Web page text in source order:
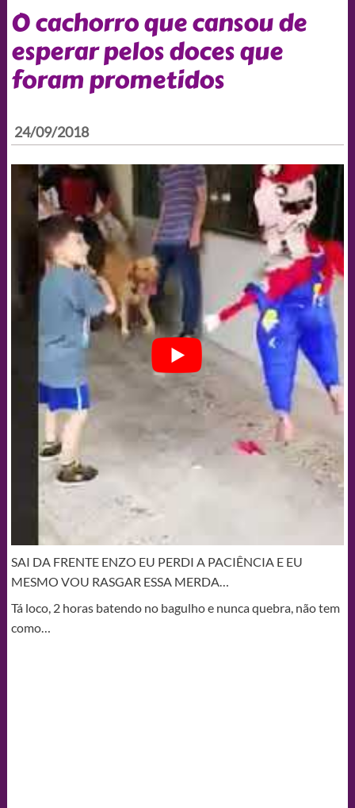
O cachorro que cansou de
esperar pelos doces que
foram prometidos
24/09/2018
SAI DA FRENTE ENZO EU PERDI A PACIÊNCIA E EU
MESMO VOU RASGAR ESSA MERDA…
Tá loco, 2 horas batendo no bagulho e nunca quebra, não tem
como…